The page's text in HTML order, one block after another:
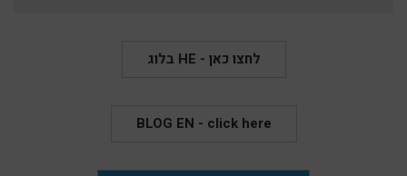
בלוג HE - לחצו כאן
BLOG EN - click here